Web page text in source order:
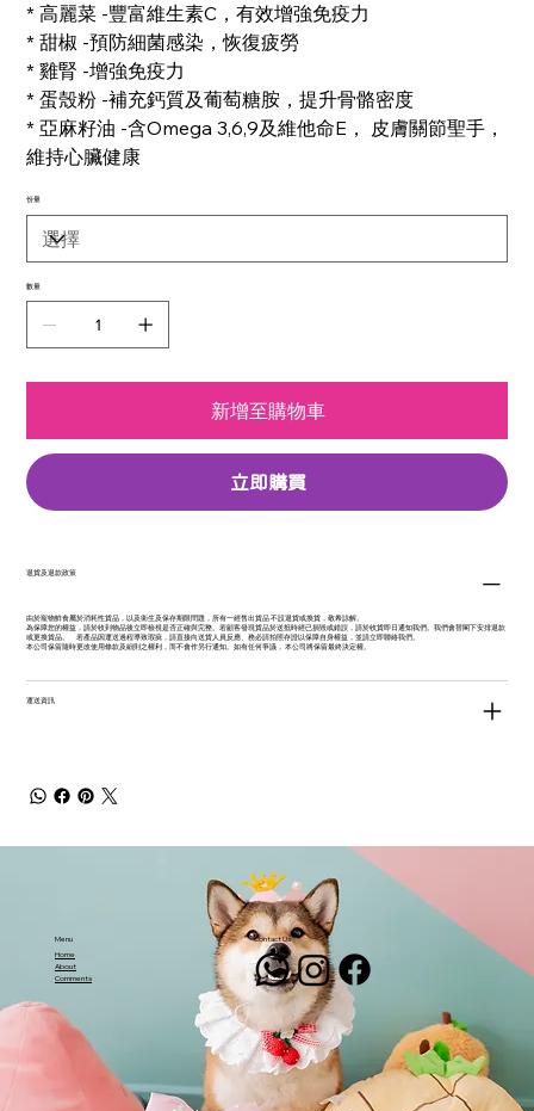
* 高麗菜 -豐富維生素C，有效增強免疫力
* 甜椒 -預防細菌感染，恢復疲勞
* 雞腎 -增強免疫力
* 蛋殼粉 -補充鈣質及葡萄糖胺，提升骨骼密度
* 亞麻籽油 -含Omega 3,6,9及維他命E， 皮膚關節聖手，
維持心臟健康
份量
數量
新增至購物車
立即購買
退貨及退款政策
由於寵物鮮食屬於消耗性貨品，以及衛生及保存期限問題，所有一經售出貨品 不設退貨或換貨，敬希諒解。
為保障您的權益，請於收到物品後立即檢視是否正確與完整。若顧客發現貨品於送抵時經已損毀或錯誤，請於收貨即日通知我們。我們會替閣下安排退款
或更換貨品。 若產品因運送過程導致瑕疵，請直接向送貨人員反應、務必請拍照存證以保障自身權益，並請立即聯絡我們。
本公司保留隨時更改使用條款及細則之權利，而不會作另行通知。如有任何爭議， 本公司將保留最終決定權。
運送資訊
Menu
Home
About
Comments
Contact Us